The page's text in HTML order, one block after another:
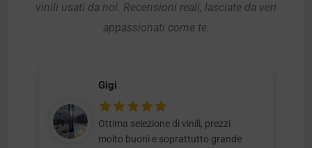
vinili usati da noi. Recensioni reali, lasciate da veri
appassionati come te.
Gigi
Ottima selezione di vinili, prezzi
molto buoni e soprattutto grande